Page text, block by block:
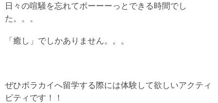
日々の喧騒を忘れてボーーーっとできる時間でし
た。。。
「癒し」でしかありません。。。
ぜひボラカイへ留学する際には体験して欲しいアクティ
ビティです！！